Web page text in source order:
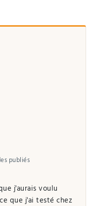
publiés
j'aurais voulu
que j'ai testé chez